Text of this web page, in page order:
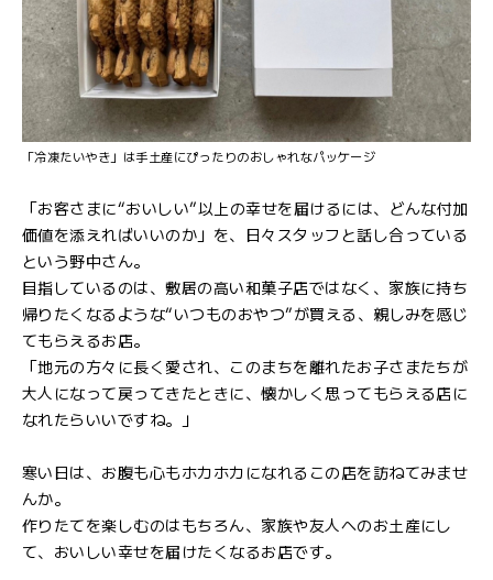
「冷凍たいやき」は手土産にぴったりのおしゃれなパッケージ
「お客さまに“おいしい”以上の幸せを届けるには、どんな付加
価値を添えればいいのか」を、日々スタッフと話し合っている
という野中さん。
目指しているのは、敷居の高い和菓子店ではなく、家族に持ち
帰りたくなるような“いつものおやつ”が買える、親しみを感じ
てもらえるお店。
「地元の方々に長く愛され、このまちを離れたお子さまたちが
大人になって戻ってきたときに、懐かしく思ってもらえる店に
なれたらいいですね。」
寒い日は、お腹も心もホカホカになれるこの店を訪ねてみませ
んか。
作りたてを楽しむのはもちろん、家族や友人へのお土産にし
て、おいしい幸せを届けたくなるお店です。